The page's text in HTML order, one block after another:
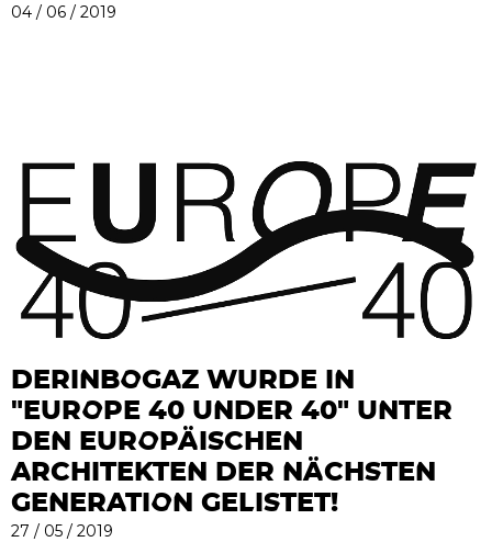
04 / 06 / 2019
DERINBOGAZ WURDE IN
"EUROPE 40 UNDER 40" UNTER
DEN EUROPÄISCHEN
ARCHITEKTEN DER NÄCHSTEN
GENERATION GELISTET!
27 / 05 / 2019